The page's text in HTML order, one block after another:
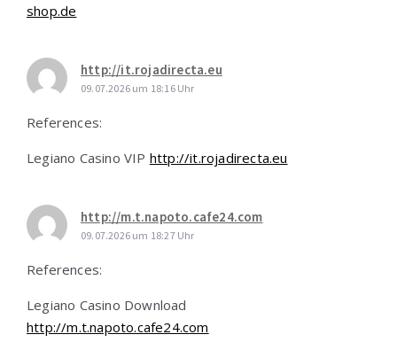
shop.de
http://it.rojadirecta.eu
09.07.2026 um 18:16 Uhr
References:
Legiano Casino VIP http://it.rojadirecta.eu
http://m.t.napoto.cafe24.com
09.07.2026 um 18:27 Uhr
References:
Legiano Casino Download
http://m.t.napoto.cafe24.com